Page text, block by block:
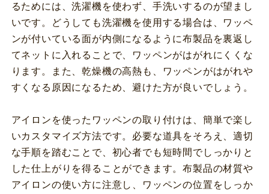
るためには、洗濯機を使わず、手洗いするのが望まし
いです。どうしても洗濯機を使用する場合は、ワッペ
ンが付いている面が内側になるように布製品を裏返し
てネットに入れることで、ワッペンがはがれにくくな
ります。また、乾燥機の高熱も、ワッペンがはがれや
すくなる原因になるため、避けた方が良いでしょう。
アイロンを使ったワッペンの取り付けは、簡単で楽し
いカスタマイズ方法です。必要な道具をそろえ、適切
な手順を踏むことで、初心者でも短時間でしっかりと
した仕上がりを得ることができます。布製品の材質や
アイロンの使い方に注意し、ワッペンの位置をしっか